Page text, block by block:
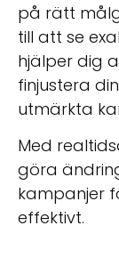
på rätt
till att se
hjälper dig
finjustera
utmärkta
Med
göra
kampanjer
effektivt.